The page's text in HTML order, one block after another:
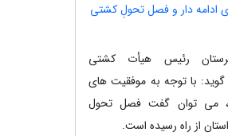
ادامه دار و فصل تحولِ کشتی
لرستان رئیس هیأت کشتی
با توجه به موفقیت های
می توان گفت فصل تحول
از راه رسیده است.